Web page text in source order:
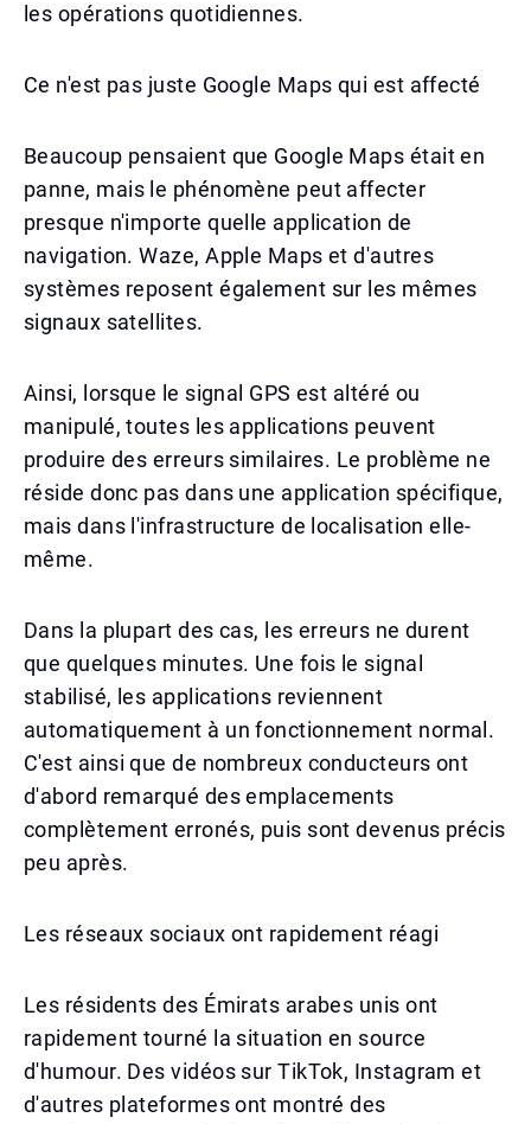
les opérations quotidiennes.
Ce n'est pas juste Google Maps qui est affecté
Beaucoup pensaient que Google Maps était en
panne, mais le phénomène peut affecter
presque n'importe quelle application de
navigation. Waze, Apple Maps et d'autres
systèmes reposent également sur les mêmes
signaux satellites.
Ainsi, lorsque le signal GPS est altéré ou
manipulé, toutes les applications peuvent
produire des erreurs similaires. Le problème ne
réside donc pas dans une application spécifique,
mais dans l'infrastructure de localisation elle-
même.
Dans la plupart des cas, les erreurs ne durent
que quelques minutes. Une fois le signal
stabilisé, les applications reviennent
automatiquement à un fonctionnement normal.
C'est ainsi que de nombreux conducteurs ont
d'abord remarqué des emplacements
complètement erronés, puis sont devenus précis
peu après.
Les réseaux sociaux ont rapidement réagi
Les résidents des Émirats arabes unis ont
rapidement tourné la situation en source
d'humour. Des vidéos sur TikTok, Instagram et
d'autres plateformes ont montré des